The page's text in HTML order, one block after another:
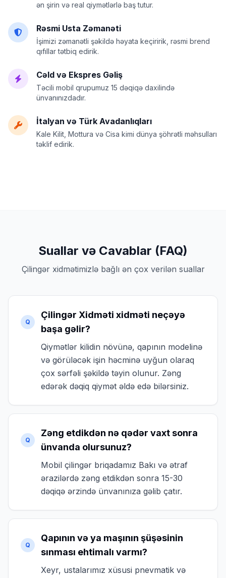
ən şirin və real qiymətlərlə baş tutur.
Rəsmi Usta Zəmanəti
İşimizi zəmanətli şəkildə həyata keçiririk, rəsmi brend
qıfıllar tətbiq edirik.
Cəld və Ekspres Gəliş
Təcili mobil qrupumuz 15 dəqiqə daxilində
ünvanınızdadır.
İtalyan və Türk Avadanlıqları
Kale Kilit, Mottura və Cisa kimi dünya şöhrətli məhsulları
təklif edirik.
Suallar və Cavablar (FAQ)
Çilingər xidmətimizlə bağlı ən çox verilən suallar
Q
Çilingər Xidməti xidməti neçəyə
başa gəlir?
Qiymətlər kilidin növünə, qapının modelinə
və görüləcək işin həcminə uyğun olaraq
çox sərfəli şəkildə təyin olunur. Zəng
edərək dəqiq qiymət əldə edə bilərsiniz.
Q
Zəng etdikdən nə qədər vaxt sonra
ünvanda olursunuz?
Mobil çilingər briqadamız Bakı və ətraf
ərazilərdə zəng etdikdən sonra 15-30
dəqiqə ərzində ünvanınıza gəlib çatır.
Q
Qapının və ya maşının şüşəsinin
sınması ehtimalı varmı?
Xeyr, ustalarımız xüsusi pnevmatik və